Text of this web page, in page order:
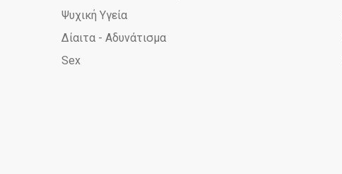
Ψυχική Υγεία
Δίαιτα - Αδυνάτισμα
Sex